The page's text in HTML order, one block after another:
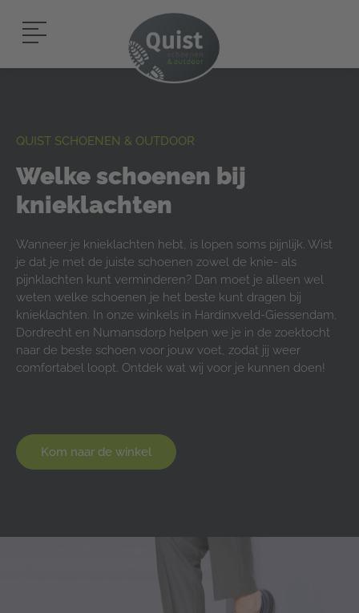
QUIST SCHOENEN & OUTDOOR
Welke schoenen bij
knieklachten
Wanneer je knieklachten hebt, is lopen soms pijnlijk. Wist
je dat je met de juiste schoenen zowel de knie- als
pijnklachten kunt verminderen? Dan moet je alleen wel
weten welke schoenen je het beste kunt dragen bij
knieklachten. In onze winkels in Hardinxveld-Giessendam,
Dordrecht en Numansdorp helpen we je in de zoektocht
naar de beste schoen voor jouw voet, zodat jij weer
comfortabel loopt. Ontdek wat wij voor je kunnen doen!
Kom naar de winkel